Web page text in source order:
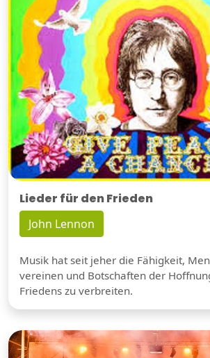
Lieder für den Frieden
John Lennon
Musik hat seit jeher die Fähigkeit,
vereinen und Botschaften der
Friedens zu verbreiten.